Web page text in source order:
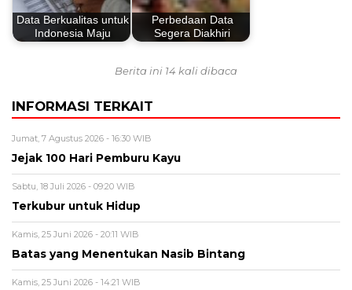
Data Berkualitas untuk
Indonesia Maju
Perbedaan Data
Segera Diakhiri
Berita ini 14 kali dibaca
INFORMASI TERKAIT
Jumat, 7 Agustus 2026 - 16:30 WIB
Jejak 100 Hari Pemburu Kayu
Sabtu, 18 Juli 2026 - 09:20 WIB
Terkubur untuk Hidup
Kamis, 25 Juni 2026 - 20:11 WIB
Batas yang Menentukan Nasib Bintang
Kamis, 25 Juni 2026 - 14:21 WIB